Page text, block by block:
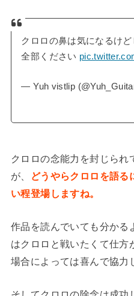
クロロの鼻は気になるけ
全部ください
— Yuh vistlip
クロロの念能力を封じられ
が、
どうやらクロロを語る
い程登場しますね。
作品を読んでいても分かる
はクロロと戦いたくて仕方
場合によっては喜んで協力